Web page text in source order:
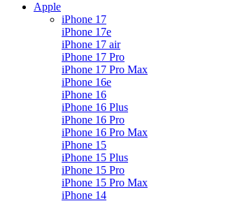
Apple
iPhone 17
iPhone 17e
iPhone 17 air
iPhone 17 Pro
iPhone 17 Pro Max
iPhone 16e
iPhone 16
iPhone 16 Plus
iPhone 16 Pro
iPhone 16 Pro Max
iPhone 15
iPhone 15 Plus
iPhone 15 Pro
iPhone 15 Pro Max
iPhone 14